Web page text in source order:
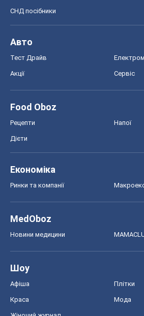
СНД посібники
Авто
Тест Драйв
Акції Сервіс
Food Oboz
Рецепти Напої
Дієти
Економіка
Ринки та компанії
MedOboz
Новини медицини
Шоу
Афіша Плітки
Краса Мода